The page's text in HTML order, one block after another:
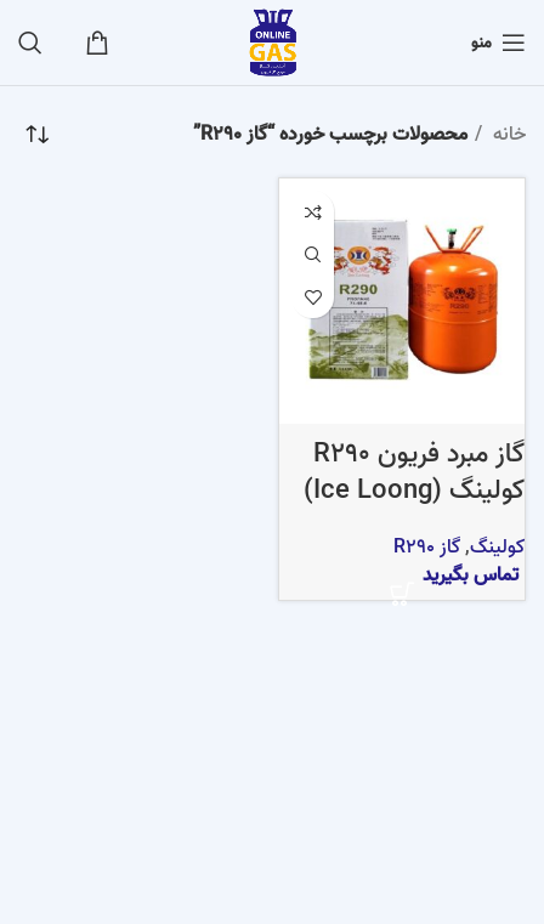
منو
خانه محصولات برچسب خورده “گاز R290”
گاز مبرد فریون R290
کولینگ (Ice Loong)
کولینگ,گاز R290
تماس بگیرید